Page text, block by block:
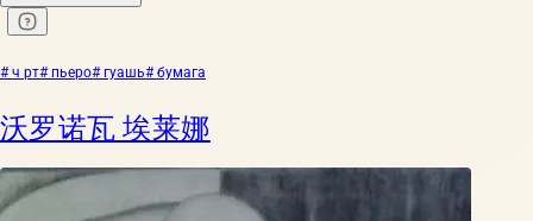
# ч рт# пьеро# гуашь# бумага
沃罗诺瓦 埃莱娜